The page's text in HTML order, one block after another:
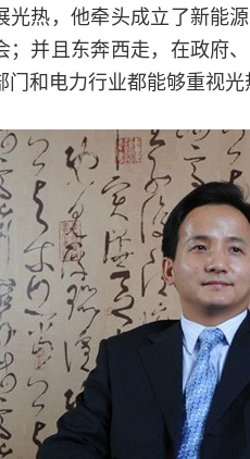
光热，他牵头成立了新能
；并且东奔西走，在政府
门和电力行业都能够重视光